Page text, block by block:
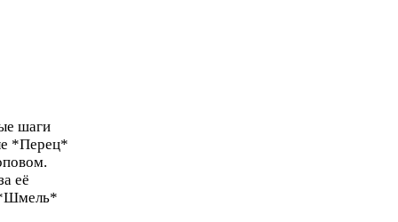
шаги
*Перец*
её
*Шмель*